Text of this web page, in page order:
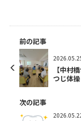
前の記事
【中村
つじ体
次の記事